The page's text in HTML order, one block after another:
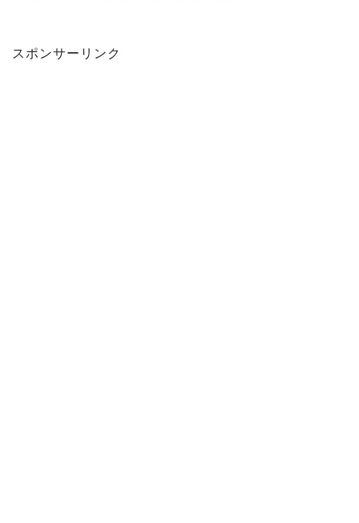
スポンサーリンク